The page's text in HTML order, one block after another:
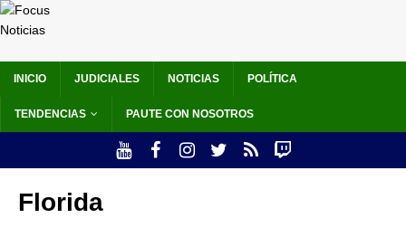
INICIO JUDICIALES NOTICIAS POLÍTICA
TENDENCIAS PAUTE CON NOSOTROS
Florida